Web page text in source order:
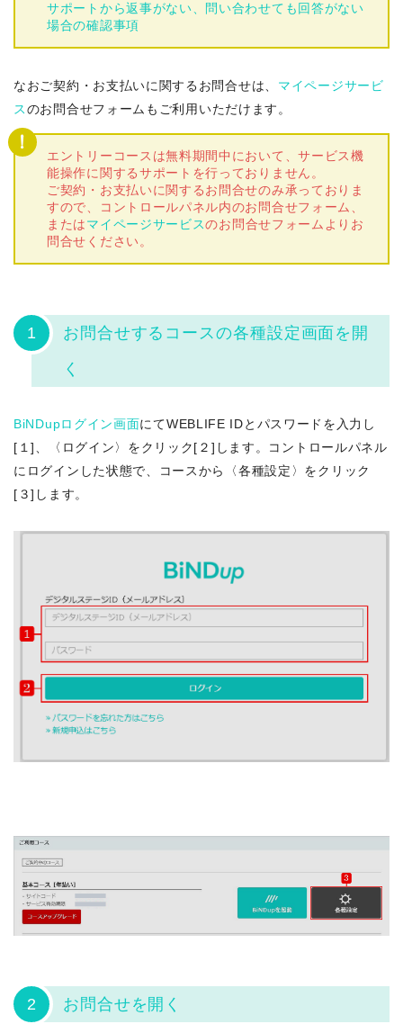
サポートから返事がない、問い合わせても回答がない
場合の確認事項
なおご契約・お支払いに関するお問合せは、 マイページサービ
スのお問合せフォームもご利用いただけます。
エントリーコースは無料期間中において、サービス機
能操作に関するサポートを行っておりません。
ご契約・お支払いに関するお問合せのみ承っておりま
すので、コントロールパネル内のお問合せフォーム、
またはマイページサービスのお問合せフォームよりお
問合せください。
1
お問合せするコースの各種設定画面を開
く
BiNDupログイン画面にてWEBLIFE IDとパスワードを入力し
[１]、〈ログイン〉をクリック[２]します。コントロールパネル
にログインした状態で、コースから〈各種設定〉をクリック
[３]します。
2 お問合せを開く